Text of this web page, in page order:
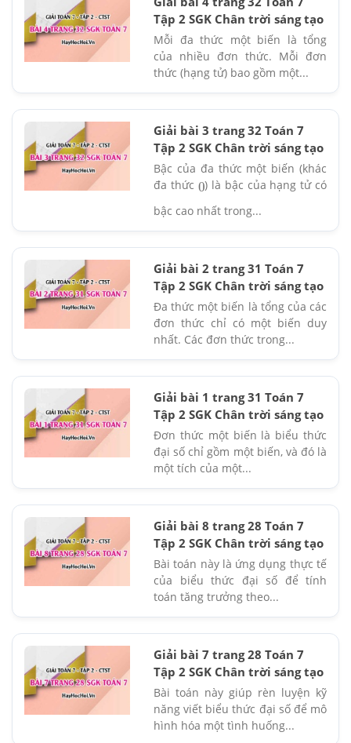
Tập 2 SGK Chân trời sáng tạo
Mỗi đa thức một biến là tổng
của nhiều đơn thức. Mỗi đơn
thức (hạng tử) bao gồm một...
Giải bài 3 trang 32 Toán 7
Tập 2 SGK Chân trời sáng tạo
Bậc của đa thức một biến (khác
đa thức 0) là bậc của hạng tử có
bậc cao nhất trong...
Giải bài 2 trang 31 Toán 7
Tập 2 SGK Chân trời sáng tạo
Đa thức một biến là tổng của các
đơn thức chỉ có một biến duy
nhất. Các đơn thức trong...
Giải bài 1 trang 31 Toán 7
Tập 2 SGK Chân trời sáng tạo
Đơn thức một biến là biểu thức
đại số chỉ gồm một biến, và đó là
một tích của một...
Giải bài 8 trang 28 Toán 7
Tập 2 SGK Chân trời sáng tạo
Bài toán này là ứng dụng thực tế
của biểu thức đại số để tính
toán tăng trưởng theo...
Giải bài 7 trang 28 Toán 7
Tập 2 SGK Chân trời sáng tạo
Bài toán này giúp rèn luyện kỹ
năng viết biểu thức đại số để mô
hình hóa một tình huống...